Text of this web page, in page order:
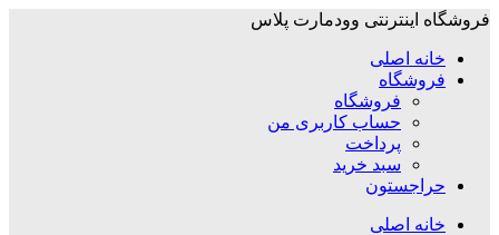
فروشگاه اینترنتی وودمارت پلاس
خانه اصلی
فروشگاه
فروشگاه
حساب کاربری من
پرداخت
سبد خرید
حراجستون
خانه اصلی